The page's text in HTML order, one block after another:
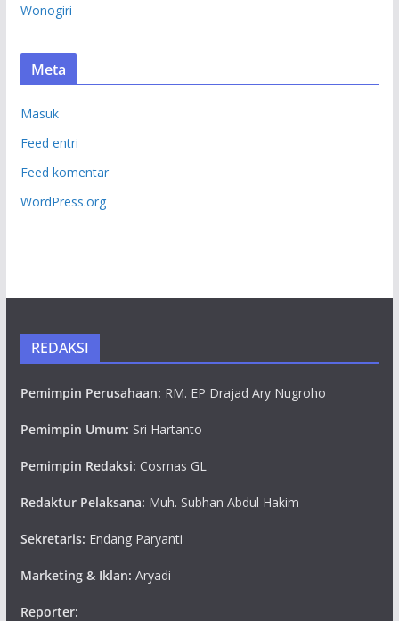
Wonogiri
Meta
Masuk
Feed entri
Feed komentar
WordPress.org
REDAKSI
Pemimpin Perusahaan: RM. EP Drajad Ary Nugroho
Pemimpin Umum: Sri Hartanto
Pemimpin Redaksi: Cosmas GL
Redaktur Pelaksana: Muh. Subhan Abdul Hakim
Sekretaris: Endang Paryanti
Marketing & Iklan: Aryadi
Reporter: